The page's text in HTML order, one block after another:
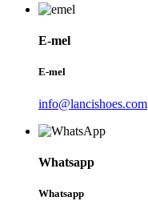
E-mel
E-mel
info@lancishoes.com
Whatsapp
Whatsapp